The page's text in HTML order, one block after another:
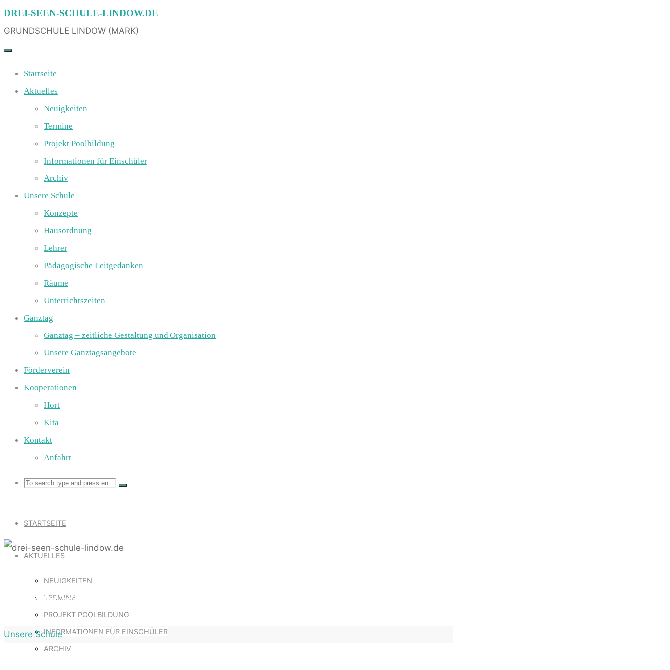
Skip
to
DREI-SEEN-SCHULE-LINDOW.DE
GRUNDSCHULE LINDOW (MARK)
Startseite
Aktuelles
Neuigkeiten
Termine
Projekt Poolbildung
Informationen für Einschüler
Archiv
Unsere Schule
Konzepte
Hausordnung
Lehrer
Pädagogische Leitgedanken
Räume
Unterrichtszeiten
Ganztag
Ganztag – zeitliche Gestaltung und Organisation
Unsere Ganztagsangebote
Förderverein
Kooperationen
Hort
Kita
Kontakt
Anfahrt
Search
Search
Search
STARTSEITE
AKTUELLES
NEUIGKEITEN
TERMINE
PROJEKT POOLBILDUNG
INFORMATIONEN FÜR EINSCHÜLER
ARCHIV
HAUSORDNUNG
Home
Unsere Schule Hausordnung